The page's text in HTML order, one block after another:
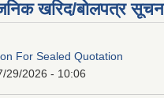
खरिद/बोलपत्र
For Sealed Quotation
29/2026 - 10:06